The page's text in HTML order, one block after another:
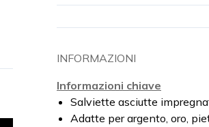
INFORMAZIONI
Informazioni chiave
Salviette asciutte
Adatte per argento, oro,